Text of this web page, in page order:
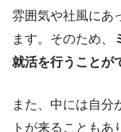
雰囲気や社風にあ
ます。そのため、
就活を行うことが
また、中には自分
トが来ることもあ